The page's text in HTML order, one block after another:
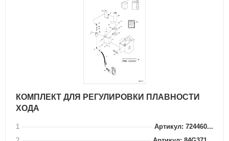
КОМПЛЕКТ ДЛЯ РЕГУЛИРОВКИ ПЛАВНОСТИ
ХОДА
1
Артикул: 724460...